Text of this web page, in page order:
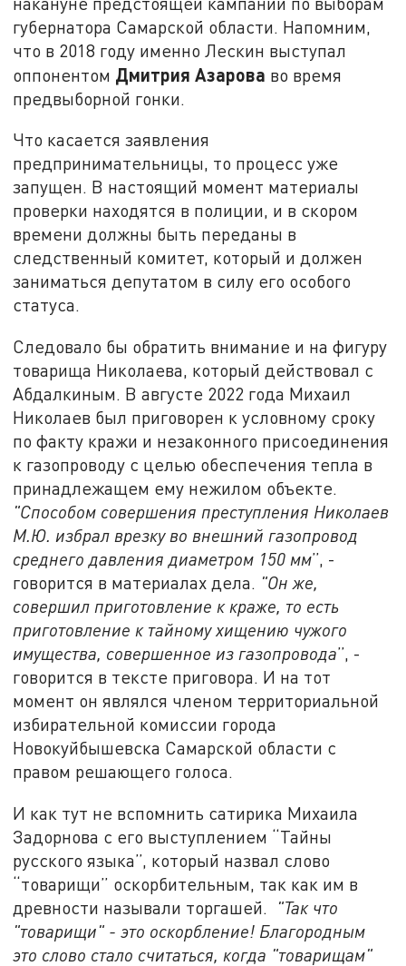
губернатора Самарской области. Напомним,
что в 2018 году именно Лескин выступал
оппонентом Дмитрия Азарова во время
предвыборной гонки.
Что касается заявления
предпринимательницы, то процесс уже
запущен. В настоящий момент материалы
проверки находятся в полиции, и в скором
времени должны быть переданы в
следственный комитет, который и должен
заниматься депутатом в силу его особого
статуса.
Следовало бы обратить внимание и на фигуру
товарища Николаева, который действовал с
Абдалкиным. В августе 2022 года Михаил
Николаев был приговорен к условному сроку
по факту кражи и незаконного присоединения
к газопроводу с целью обеспечения тепла в
принадлежащем ему нежилом объекте.
"Способом совершения преступления Николаев
М.Ю. избрал врезку во внешний газопровод
среднего давления диаметром 150 мм”, -
говорится в материалах дела. "Он же,
совершил приготовление к краже, то есть
приготовление к тайному хищению чужого
имущества, совершенное из газопровода”, -
говорится в тексте приговора. И на тот
момент он являлся членом территориальной
избирательной комиссии города
Новокуйбышевска Самарской области с
правом решающего голоса.
И как тут не вспомнить сатирика Михаила
Задорнова с его выступлением “Тайны
русского языка”, который назвал слово
“товарищи” оскорбительным, так как им в
древности называли торгашей.
"Так что
"товарищи" - это оскорбление! Благородным
это слово стало считаться, когда "товарищам"